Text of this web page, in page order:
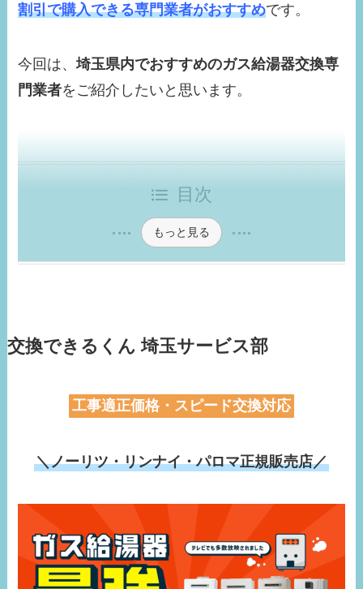
割引で購入できる専門業者がおすすめです。
今回は、埼玉県内でおすすめのガス給湯器交換専
門業者をご紹介したいと思います。
目次
もっと見る
交換できるくん 埼玉サービス部
工事適正価格・スピード交換対応
＼ノーリツ・リンナイ・パロマ正規販売店／